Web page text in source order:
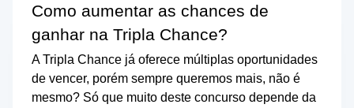
Como aumentar as chances de
ganhar na Tripla Chance?
A Tripla Chance já oferece múltiplas oportunidades
de vencer, porém sempre queremos mais, não é
mesmo? Só que muito deste concurso depende da